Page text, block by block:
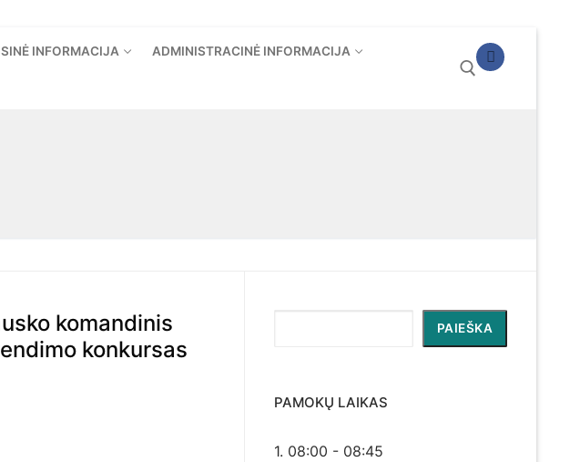
INFORMACIJA ADMINISTRACINĖ INFORMACIJA
komandinis
konkursas
PAIEŠKA
PAMOKŲ LAIKAS
1. 08:00 - 08:45